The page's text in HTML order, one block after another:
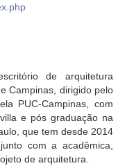
de arquitetura
Campinas, dirigido pelo
PUC-Campinas, com
e pós graduação na
que tem desde 2014
com a acadêmica,
de arquitetura.